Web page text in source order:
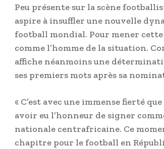
Peu présente sur la scène
aspire à insuffler une nouvelle
football mondial. Pour mener
comme l’homme de la situation.
affiche néanmoins une
ses premiers mots après sa
« C’est avec une immense fierté
avoir eu l’honneur de signer
nationale centrafricaine. Ce
chapitre pour le football en